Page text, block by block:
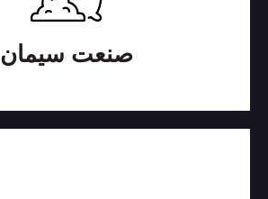
صنعت سیمان